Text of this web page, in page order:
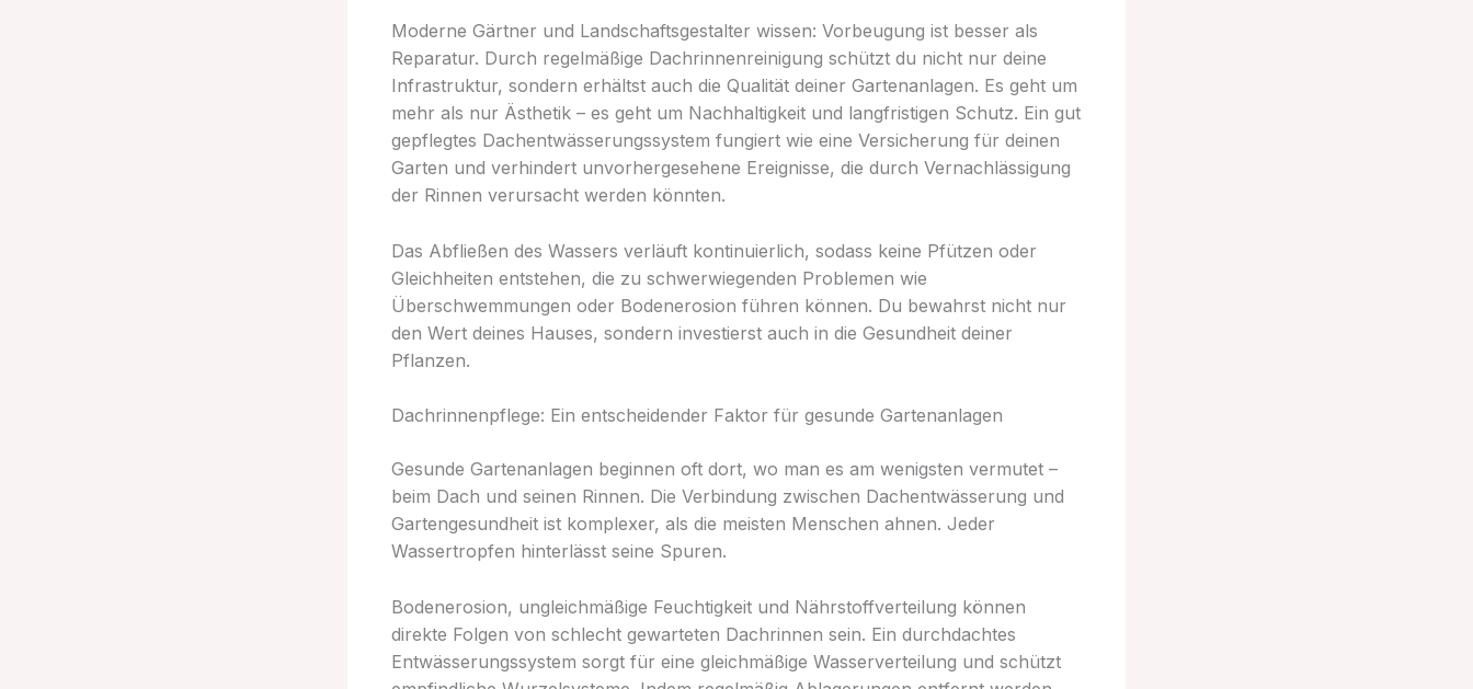
Moderne Gärtner und Landschaftsgestalter wissen: Vorbeugung ist besser als
Reparatur. Durch regelmäßige Dachrinnenreinigung schützt du nicht nur deine
Infrastruktur, sondern erhältst auch die Qualität deiner Gartenanlagen. Es geht um
mehr als nur Ästhetik – es geht um Nachhaltigkeit und langfristigen Schutz. Ein gut
gepflegtes Dachentwässerungssystem fungiert wie eine Versicherung für deinen
Garten und verhindert unvorhergesehene Ereignisse, die durch Vernachlässigung
der Rinnen verursacht werden könnten.
Das Abfließen des Wassers verläuft kontinuierlich, sodass keine Pfützen oder
Gleichheiten entstehen, die zu schwerwiegenden Problemen wie
Überschwemmungen oder Bodenerosion führen können. Du bewahrst nicht nur
den Wert deines Hauses, sondern investierst auch in die Gesundheit deiner
Pflanzen.
Dachrinnenpflege: Ein entscheidender Faktor für gesunde Gartenanlagen
Gesunde Gartenanlagen beginnen oft dort, wo man es am wenigsten vermutet –
beim Dach und seinen Rinnen. Die Verbindung zwischen Dachentwässerung und
Gartengesundheit ist komplexer, als die meisten Menschen ahnen. Jeder
Wassertropfen hinterlässt seine Spuren.
Bodenerosion, ungleichmäßige Feuchtigkeit und Nährstoffverteilung können
direkte Folgen von schlecht gewarteten Dachrinnen sein. Ein durchdachtes
Entwässerungssystem sorgt für eine gleichmäßige Wasserverteilung und schützt